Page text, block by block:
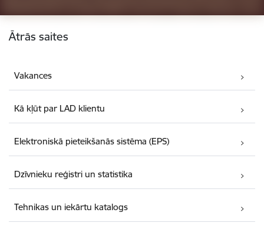
Kājene
Ātrās saites
Vakances
Kā kļūt par LAD klientu
Elektroniskā pieteikšanās sistēma (EPS)
Dzīvnieku reģistri un statistika
Tehnikas un iekārtu katalogs